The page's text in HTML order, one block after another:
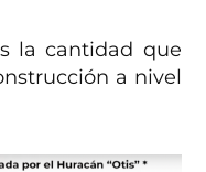
la cantidad que
a nivel